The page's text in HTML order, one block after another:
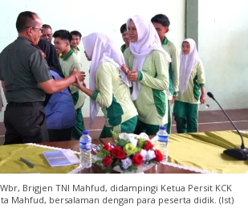
Brigjen TNI Mahfud, didampingi Ketua Persit KCK
Mahfud, bersalaman dengan para peserta didik. (Ist)